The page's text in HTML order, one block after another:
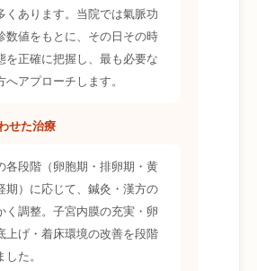
くあります。当院では氣脈功
数値をもとに、その日その時
を正確に把握し、最も必要な
へアプローチします。
せた治療
各段階（卵胞期・排卵期・黄
期）に応じて、鍼灸・漢方の
く調整。子宮内膜の充実・卵
上げ・着床環境の改善を段階
た。